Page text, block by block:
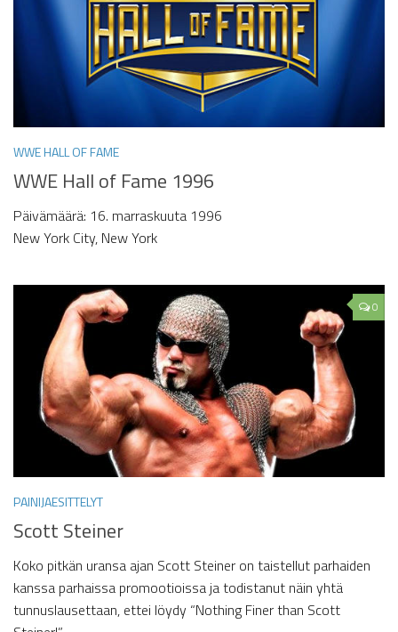
WWE HALL OF FAME
WWE Hall of Fame 1996
Päivämäärä: 16. marraskuuta 1996
New York City, New York
0
PAINIJAESITTELYT
Scott Steiner
Koko pitkän uransa ajan Scott Steiner on taistellut parhaiden
kanssa parhaissa promootioissa ja todistanut näin yhtä
tunnuslausettaan, ettei löydy “Nothing Finer than Scott